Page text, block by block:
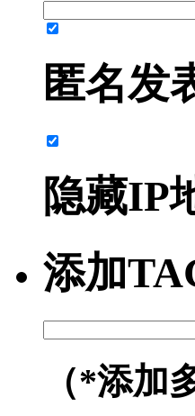
匿名发
隐藏IP
添加
（*添加